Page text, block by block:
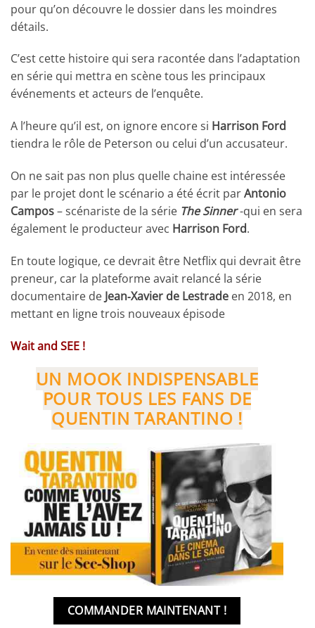
pour qu’on découvre le dossier dans les moindres
détails.
C’est cette histoire qui sera racontée dans l’adaptation
en série qui mettra en scène tous les principaux
événements et acteurs de l’enquête.
A l’heure qu’il est, on ignore encore si Harrison Ford
tiendra le rôle de Peterson ou celui d’un accusateur.
On ne sait pas non plus quelle chaine est intéressée
par le projet dont le scénario a été écrit parAntonio
Campos– scénariste de la série The Sinner-qui en sera
également le producteur avec Harrison Ford.
En toute logique, ce devrait être Netflix qui devrait être
preneur, car la plateforme avait relancé la série
documentaire de Jean‑Xavier de Lestrade en 2018, en
mettant en ligne trois nouveaux épisode
Wait and SEE !
UN MOOK INDISPENSABLE
POUR TOUS LES FANS DE
QUENTIN TARANTINO !
COMMANDER MAINTENANT !